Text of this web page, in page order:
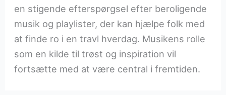
en stigende efterspørgsel efter beroligende
musik og playlister, der kan hjælpe folk med
at finde ro i en travl hverdag. Musikens rolle
som en kilde til trøst og inspiration vil
fortsætte med at være central i fremtiden.